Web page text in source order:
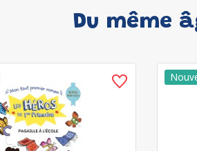
Du même